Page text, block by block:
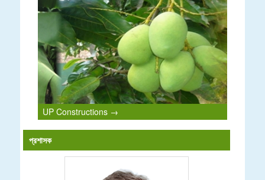
UP Constructions →
প্রশাসক